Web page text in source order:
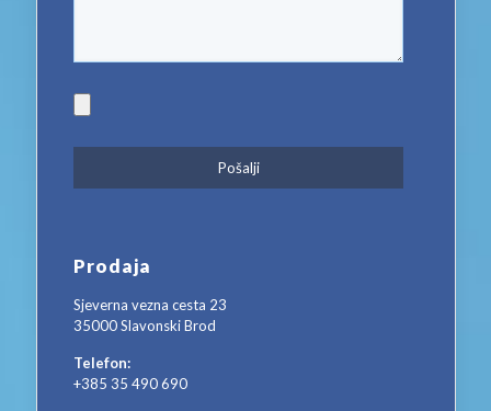
Prodaja
Sjeverna vezna cesta 23
35000 Slavonski Brod
Telefon:
+385 35 490 690